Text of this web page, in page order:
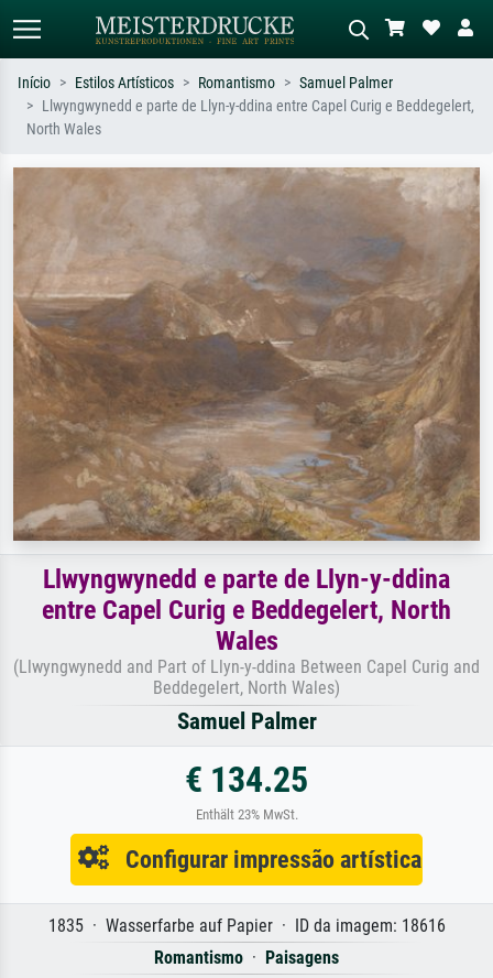
Pesquisa padrão
ex: Monet, Noite Estrelada,
impressionismo, onda de Hokusai, nu.
abstrato com muito vermelho, pintura
a óleo escura, nu em pé ao lado de
Início Estilos Artísticos Romantismo
Samuel Palmer
Llwyngwynedd e parte de Llyn-y-ddina entre Capel Curig e Beddegelert,
North Wales
Llwyngwynedd e parte de Llyn-y-ddina
entre Capel Curig e Beddegelert, North
Wales
(Llwyngwynedd and Part of Llyn-y-ddina Between Capel Curig and
Beddegelert, North Wales)
Samuel Palmer
€ 134.25
Enthält 23% MwSt.
Configurar impressão artística
1835 · Wasserfarbe auf Papier · ID da imagem: 18616
Romantismo · Paisagens